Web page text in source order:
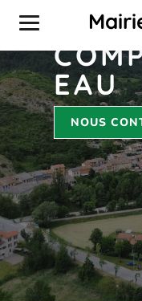
EAU
NOUS